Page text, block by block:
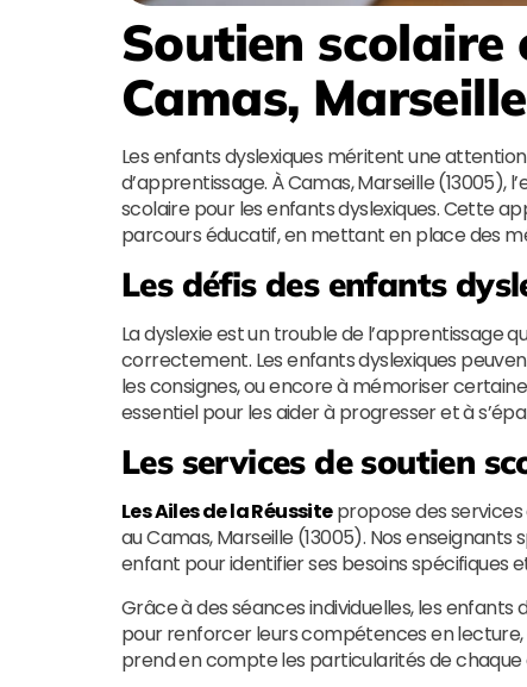
Soutien scolaire
Camas,
Les enfants dyslexiques méritent une
d’apprentissage. À Camas, Marseille (13005),
scolaire pour les enfants dyslexiques. Cette
parcours éducatif, en mettant en place des
Les défis des enfants
La dyslexie est un trouble de l’apprentissage
correctement. Les enfants dyslexiques
les consignes, ou encore à mémoriser
essentiel pour les aider à progresser et à
Les services de soutien
Les Ailes de la Réussitepropose des services
au Camas, Marseille (13005). Nos
enfant pour identifier ses besoins spécifiques
Grâce à des séances individuelles, les
pour renforcer leurs compétences en
prend en compte les particularités de